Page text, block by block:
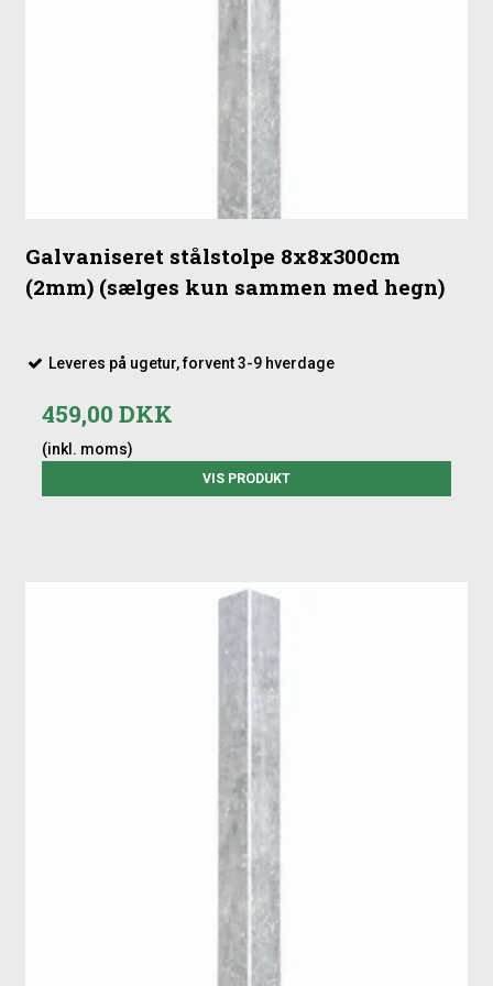
Galvaniseret stålstolpe 8x8x300cm
(2mm) (sælges kun sammen med hegn)
Leveres på ugetur, forvent 3-9 hverdage
459,00 DKK
(inkl. moms)
VIS PRODUKT